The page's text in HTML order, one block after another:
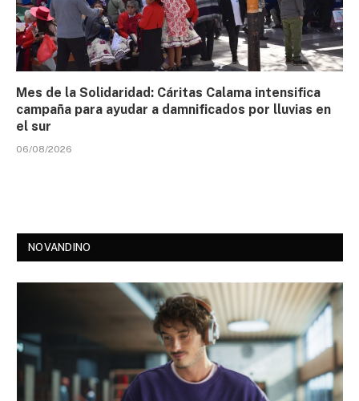
Mes de la Solidaridad: Cáritas Calama intensifica
campaña para ayudar a damnificados por lluvias en
el sur
06/08/2026
NOVANDINO